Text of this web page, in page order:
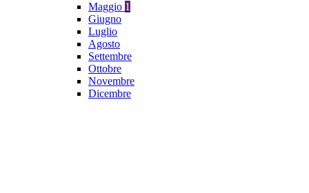
Maggio 1
Giugno
Luglio
Agosto
Settembre
Ottobre
Novembre
Dicembre